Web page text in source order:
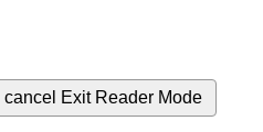
cancel Exit Reader Mode